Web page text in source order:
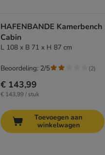
HAFENBANDE Kamerbench
Cabin
L 108 x B 71 x H 87 cm
€ 143,99
€ 143,99 / stuk
Beoordeling: 2/5 (2)
Toevoegen aan
winkelwagen